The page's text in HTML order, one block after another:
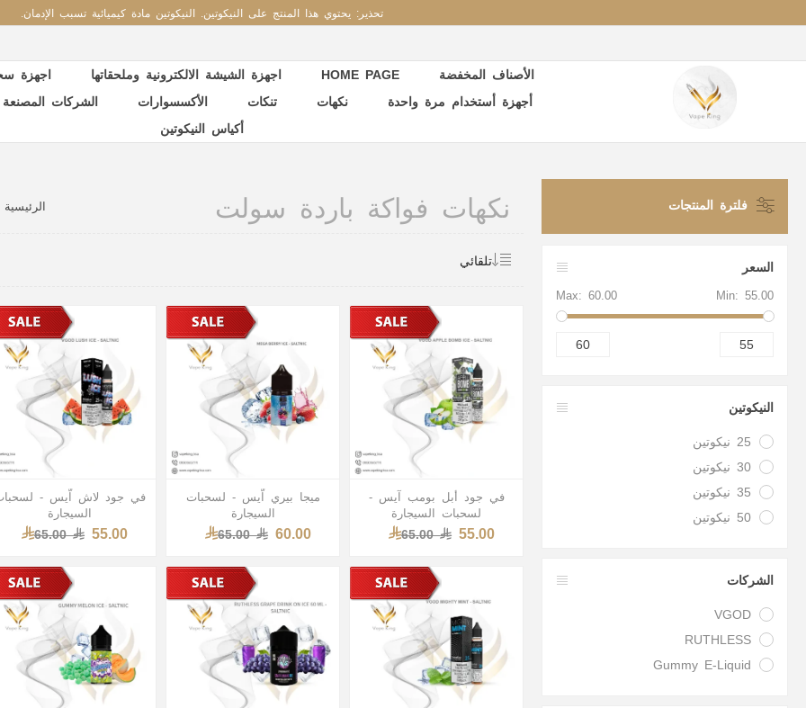
تحذير: يحتوي هذا المنتج على النيكوتين. النيكوتين مادة كيميائية تسبب الإدمان.
الأصناف المخفضة HOME PAGE اجهزة الشيشة الالكترونية وملحقاتها اجهزة
أجهزة أستخدام مرة واحدة نكهات تنكات الأكسسوارات الشركات المصنعة
أكياس النيكوتين
الرئيسية نكهات فواكة باردة سولت
في جود أبل بومب آيس -
لسحبات السيجارة
55.00
65.00
ميجا بيري اّيس - لسحبات
السيجارة
60.00
65.00
في جود لاش اّيس -
السيجارة
55.00
65.00
فلترة المنتجات
السعر
Min: 55.00
Max: 60.00
55
60
النيكوتين
25 نيكوتين
30 نيكوتين
35 نيكوتين
50 نيكوتين
الشركات
VGOD
RUTHLESS
Gummy E-Liquid